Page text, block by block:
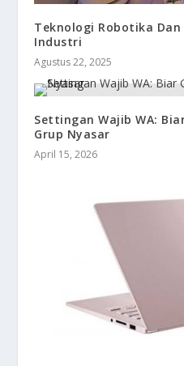
Teknologi Robotika Dan
Industri
Agustus 22, 2025
Settingan Wajib WA:
Grup Nyasar
April 15, 2026